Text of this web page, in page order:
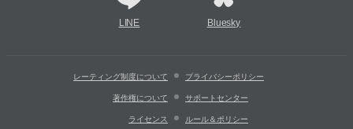
LINE Bluesky
レーティング制度について プライバシーポリシー
著作権について サポートセンター
ライセンス ルール＆ポリシー